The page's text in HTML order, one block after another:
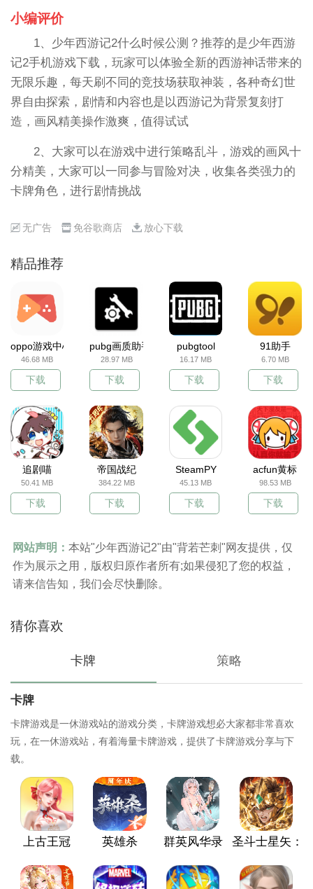
小编评价
1、少年西游记2什么时候公测？推荐的是少年西游
记2手机游戏下载，玩家可以体验全新的西游神话带来的
无限乐趣，每天刷不同的竞技场获取神装，各种奇幻世
界自由探索，剧情和内容也是以西游记为背景复刻打
造，画风精美操作激爽，值得试试
2、大家可以在游戏中进行策略乱斗，游戏的画风十
分精美，大家可以一同参与冒险对决，收集各类强力的
卡牌角色，进行剧情挑战
无广告 免谷歌商店 放心下载
精品推荐
oppo游戏中心
46.68 MB
下载
pubg画质助手
28.97 MB
下载
pubgtool
16.17 MB
下载
91助手
6.70 MB
下载
追剧喵
50.41 MB
下载
帝国战纪
384.22 MB
下载
SteamPY
45.13 MB
下载
acfun黄标
98.53 MB
下载
网站声明： 本站"少年西游记2"由"背若芒刺"网友提供，仅
作为展示之用，版权归原作者所有;如果侵犯了您的权益，
请来信告知，我们会尽快删除。
猜你喜欢
卡牌 策略
卡牌
卡牌游戏是一休游戏站的游戏分类，卡牌游戏想必大家都非常喜欢
玩，在一休游戏站，有着海量卡牌游戏，提供了卡牌游戏分享与下
载。
上古王冠 英雄杀 群英风华录 圣斗士星矢：